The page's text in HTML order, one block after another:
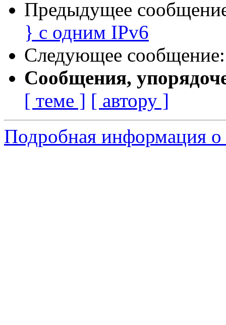
Предыдущее
} с одним IPv6
Следующее
Сообщения,
[ теме ] [ автору ]
Подробная информация